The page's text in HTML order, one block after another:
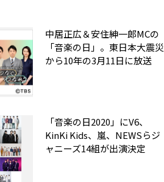
中居正広＆安住紳一郎MCの
「音楽の日」。東日本大震災
から10年の3月11日に放送
「音楽の日2020」にV6、
KinKi Kids、嵐、NEWSらジ
ャニーズ14組が出演決定